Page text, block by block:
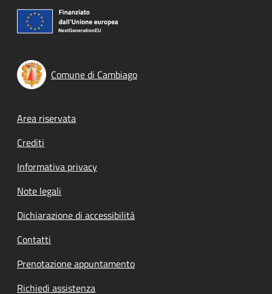
Comune di Cambiago
Footer menu
Area riservata
Crediti
Informativa privacy
Note legali
Dichiarazione di accessibilità
Contatti
Prenotazione appuntamento
Richiedi assistenza